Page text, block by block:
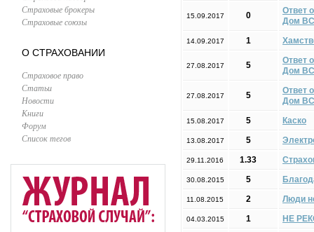
Страховые брокеры
Страховые союзы
О СТРАХОВАНИИ
Страховое право
Статьи
Новости
Книги
Форум
Список тегов
15.09.2017 0
Ответ
Дом
14.09.2017 1
27.08.2017 5
Ответ
Дом
27.08.2017 5
Ответ
Дом
15.08.2017 5 Каско
13.08.2017 5
29.11.2016 1.33
30.08.2015 5
11.08.2015 2 Люди
04.03.2015 1 НЕ